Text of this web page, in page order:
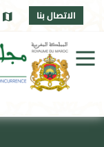
الاتصال بنا